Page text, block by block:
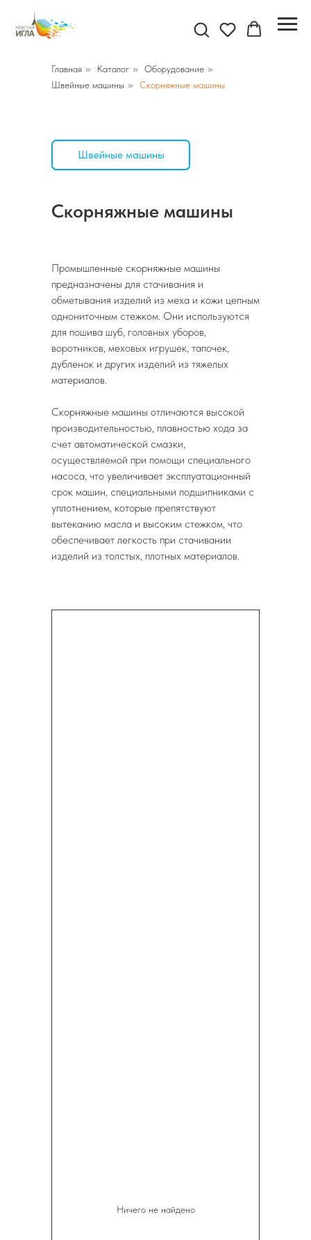
Главная » Каталог » Оборудование »
Швейные машины » Скорняжные машины
Скорняжные машины
Швейные машины
Промышленные скорняжные машины
предназначены для стачивания и
обметывания изделий из меха и кожи цепным
однониточным стежком. Они используются
для пошива шуб, головных уборов,
воротников, меховых игрушек, тапочек,
дубленок и других изделий из тяжелых
материалов.
Скорняжные машины отличаются высокой
производительностью, плавностью хода за
счет автоматической смазки,
осуществляемой при помощи специального
насоса, что увеличивает эксплуатационный
срок машин, специальными подшипниками с
уплотнением, которые препятствуют
вытеканию масла и высоким стежком, что
обеспечивает легкость при стачивании
изделий из толстых, плотных материалов.
Ничего не найдено